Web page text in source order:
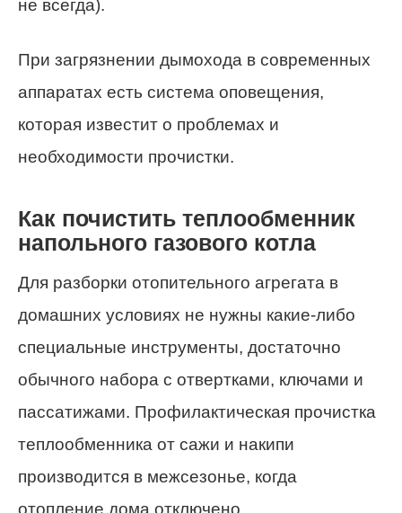
не всегда).
При загрязнении дымохода в современных
аппаратах есть система оповещения,
которая известит о проблемах и
необходимости прочистки.
Как почистить теплообменник
напольного газового котла
Для разборки отопительного агрегата в
домашних условиях не нужны какие-либо
специальные инструменты, достаточно
обычного набора с отвертками, ключами и
пассатижами. Профилактическая прочистка
теплообменника от сажи и накипи
производится в межсезонье, когда
отопление дома отключено.